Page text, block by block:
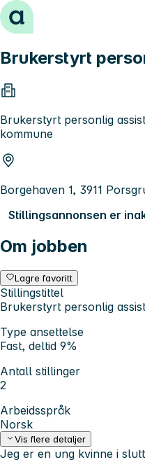
Hopp til innhold
Brukerstyrt
Brukerstyrt personlig
kommune
Borgehaven 1, 3911
Stillingsannonsen er
Om jobben
Lagre favoritt
Stillingstittel
Brukerstyrt personlig
Type ansettelse
Fast, deltid 9%
Antall stillinger
2
Arbeidsspråk
Norsk
Vis flere detaljer
Jeg er en ung kvinne i